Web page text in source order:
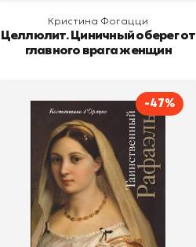
Кристина Фогацци
Целлюлит. Циничный оберег от
главного врага женщин
-47%
Таинственный Рафаэль
Константино д`Орацио
Издательство
Эксмо